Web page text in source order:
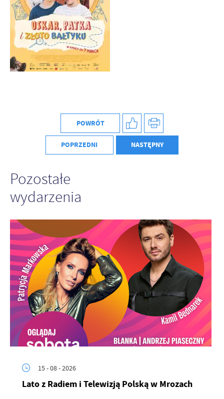
POWRÓT
POPRZEDNI NASTĘPNY
Pozostałe
wydarzenia
15 - 08 - 2026
Lato z Radiem i Telewizją Polską w Mrozach
Firmy te działają w charakterze pośredników prezentujących nasze
treści w postaci wiadomości, ofert, komunikatów mediów
społecznościowych.